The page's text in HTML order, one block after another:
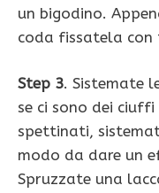
un bigodino.
coda fissatela con
Step 3. Sistemate
se ci sono dei
spettinati,
modo da dare un
Spruzzate una